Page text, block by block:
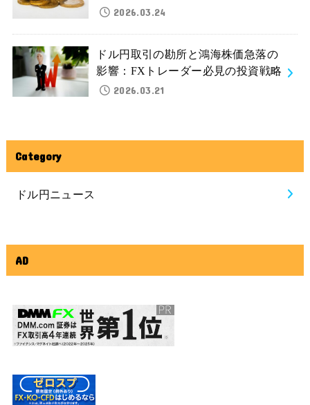
2026.03.24
ドル円取引の勘所と鴻海株価急落の
影響：FXトレーダー必見の投資戦略
2026.03.21
Category
ドル円ニュース
AD